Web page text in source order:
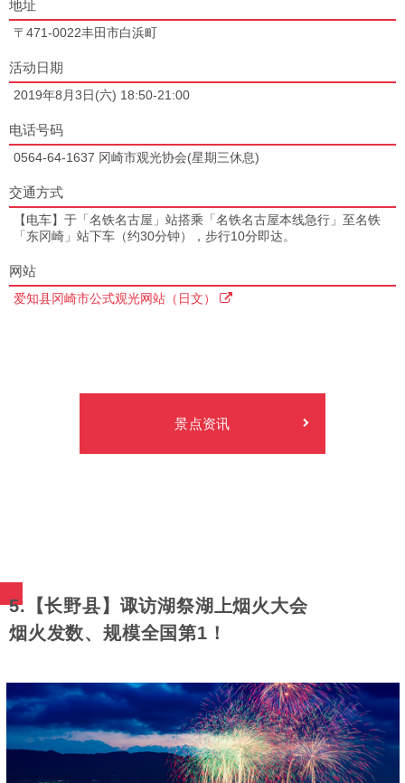
地址
〒471-0022丰田市白浜町
活动日期
2019年8月3日(六) 18:50-21:00
电话号码
0564-64-1637 冈崎市观光协会(星期三休息)
交通方式
【电车】于「名铁名古屋」站搭乘「名铁名古屋本线急行」至名铁
「东冈崎」站下车（约30分钟），步行10分即达。
网站
爱知县冈崎市公式观光网站（日文）
景点资讯
5.【长野县】诹访湖祭湖上烟火大会
烟火发数、规模全国第1！